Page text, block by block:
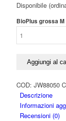
Disponibile
BioPlus grossa
Aggiungi al
COD: JW88050
Descrizione
Informazioni
Recensioni (0)